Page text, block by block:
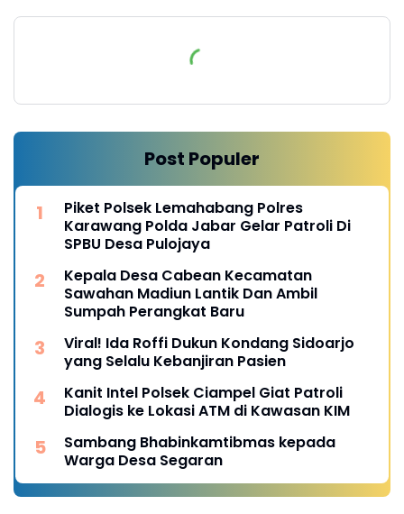
Post Populer
Piket Polsek Lemahabang Polres
Karawang Polda Jabar Gelar Patroli Di
SPBU Desa Pulojaya
Kepala Desa Cabean Kecamatan
Sawahan Madiun Lantik Dan Ambil
Sumpah Perangkat Baru
Viral! Ida Roffi Dukun Kondang Sidoarjo
yang Selalu Kebanjiran Pasien
Kanit Intel Polsek Ciampel Giat Patroli
Dialogis ke Lokasi ATM di Kawasan KIM
Sambang Bhabinkamtibmas kepada
Warga Desa Segaran